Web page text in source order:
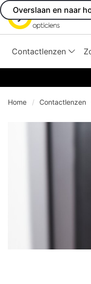
Overslaan en naar
Contactlenzen
menu
Home Contactlenzen